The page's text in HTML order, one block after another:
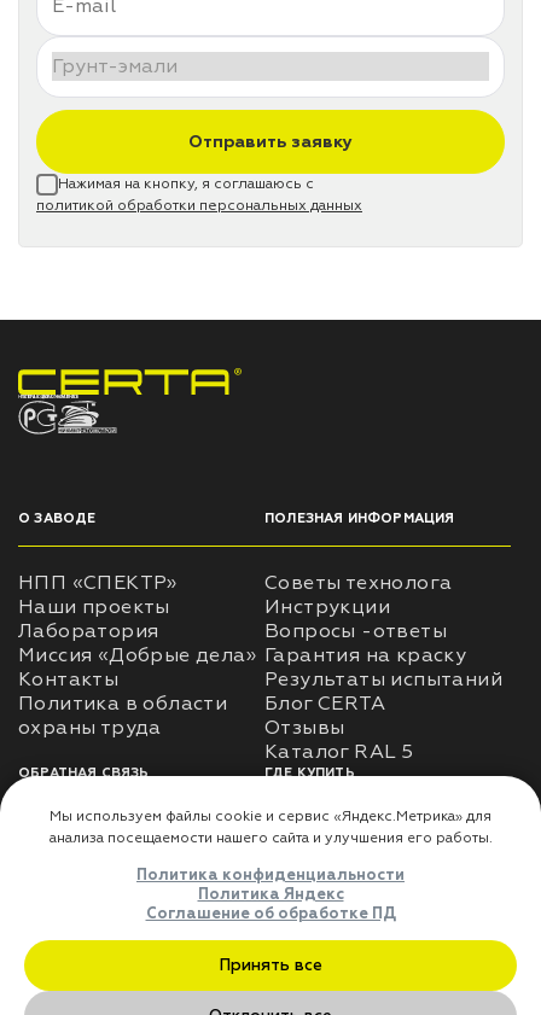
Отправить заявку
Нажимая на кнопку, я соглашаюсь с
политикой обработки персональных данных
НПП «СПЕКТР» ЗАВОД ЛАКОКРАСОЧНЫХ МАТЕРИАЛОВ
О ЗАВОДЕ
НПП «СПЕКТР»
Наши проекты
Лаборатория
Миссия «Добрые дела»
Контакты
Политика в области
ПОЛЕЗНАЯ ИНФОРМАЦИЯ
Советы технолога
Инструкции
Вопросы -ответы
Гарантия на краску
Результаты испытаний
Блог CERTA
Отзывы
Каталог RAL 5
ОБРАТНАЯ СВЯЗЬ
Использование
использования личных
Оферта
ГДЕ КУПИТЬ
Доставка
Где купить
ДЛЯ ПАРТНЁРОВ